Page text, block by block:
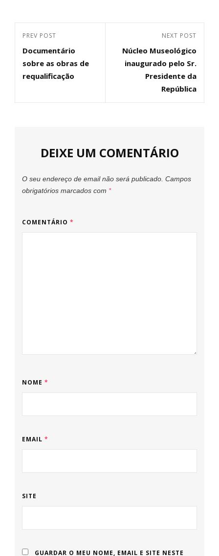
Navegação
de
artigos
Previous
Post
PREV POST
Documentário
sobre as obras de
requalificação
Post
NEXT POST
Núcleo Museológico
inaugurado pelo Sr.
Presidente da
República
DEIXE UM COMENTÁRIO
O seu endereço de email não será publicado. Campos
obrigatórios marcados com *
COMENTÁRIO *
NOME *
EMAIL *
SITE
GUARDAR O MEU NOME, EMAIL E SITE NESTE